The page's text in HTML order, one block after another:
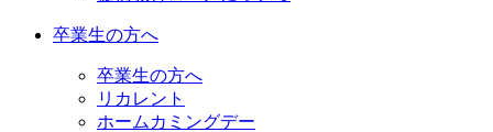
卒業生の方へ
卒業生の方へ
リカレント
ホームカミングデー